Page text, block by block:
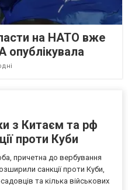
на НАТО вже
опублікувала
з Китаєм та рф
проти Куби
причетна до вербування
санкції проти Куби,
та кілька військових